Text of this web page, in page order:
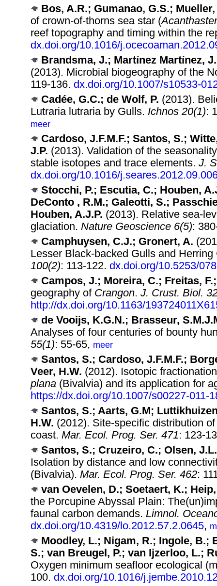
Bos, A.R.; Gumanao, G.S.;
of crown-of-thorns sea star (
reef topography and timing within the
dx.doi.org/10.1016/
Brandsma, J.; Martínez Martínez,
(2013). Microbial biogeography of the
119-136. dx.doi.org/10.1007/s10533-
Cadée, G.C.; de Wolf, P. (2013).
Lutraria lutraria by Gulls. Ichnos 20(1):
meer
Cardoso, J.F.M.F.; Santos, S.;
J.P. (2013). Validation of the
stable isotopes and trace elements. J.
dx.doi.org/10.1016/
Stocchi, P.; Escutia, C.; Houben,
DeConto , R.M.; Galeotti, S.;
Houben, A.J.P. (2013). Relative sea-
glaciation. Nature Geoscience 6(5):
Camphuysen, C.J.; Gronert, A.
Lesser Black-backed Gulls and
100(2): 113-122. dx.doi.org/10.5253/
Campos, J.; Moreira, C.; Freitas,
geography of Crangon. J. Crust. Biol.
http://dx.doi.org/10.1163/
de Vooijs, K.G.N.; Brasseur,
Analyses of four centuries of bounty
55(1): 55-65, meer
Santos, S.; Cardoso, J.F.M.F.;
Veer, H.W. (2012). Isotopic
plana(Bivalvia) and its application for
https://dx.doi.org/10.1007/s00227-011-
Santos, S.; Aarts, G.M;
H.W. (2012). Site-specific distribution
coast. Mar. Ecol. Prog. Ser. 471: 123-
Santos, S.; Cruzeiro, C.; Olsen,
Isolation by distance and low
(Bivalvia). Mar. Ecol. Prog. Ser. 462:
van Oevelen, D.; Soetaert, K.;
the Porcupine Abyssal Plain:
faunal carbon demands. Limnol.
dx.doi.org/10.4319/lo.2012.57.2.0645,
Moodley, L.; Nigam, R.; Ingole, B.;
S.; van Breugel, P.; van Ijzerloo, L.;
Oxygen minimum seafloor ecological
100. dx.doi.org/10.1016/